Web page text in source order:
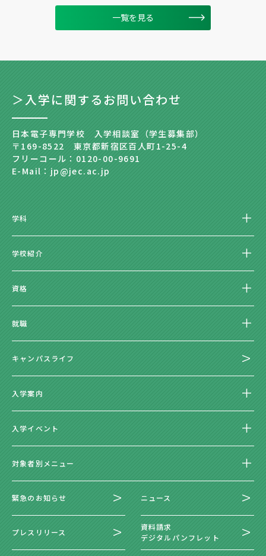
一覧を見る
＞入学に関するお問い合わせ
日本電子専門学校 入学相談室（学生募集部）
〒169-8522 東京都新宿区百人町1-25-4
フリーコール：0120-00-9691
E-Mail：jp@jec.ac.jp
学科
学校紹介
資格
就職
キャンパスライフ
入学案内
入学イベント
対象者別メニュー
緊急のお知らせ ニュース
プレスリリース
資料請求
デジタルパンフレット